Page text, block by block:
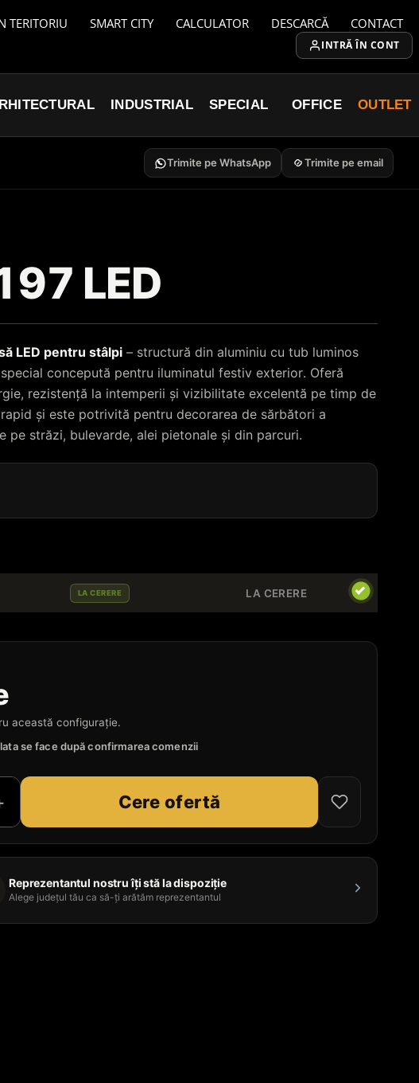
TERITORIU SMART CITY CALCULATOR DESCARCĂ CONTACT
INTRĂ ÎN CONT
INDUSTRIAL SPECIAL OFFICE OUTLET
Trimite pe WhatsApp Trimite pe email
LED
LED pentru stâlpi – structură din aluminiu cu tub luminos
concepută pentru iluminatul festiv exterior. Oferă
rezistență la intemperii și vizibilitate excelentă pe timp de
și este potrivită pentru decorarea de sărbători a
pe străzi, bulevarde, alei pietonale și din parcuri.
LA CERERE LA CERERE
această configurație.
se face după confirmarea comenzii
Cere ofertă
Reprezentantul nostru îți stă la dispoziție
Alege județul tău ca să-ți arătăm reprezentantul